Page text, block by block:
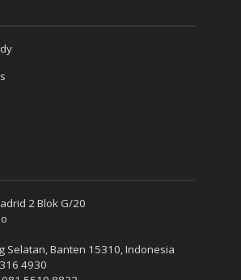
2 Blok G/20
Selatan, Banten 15310, Indonesia
4930